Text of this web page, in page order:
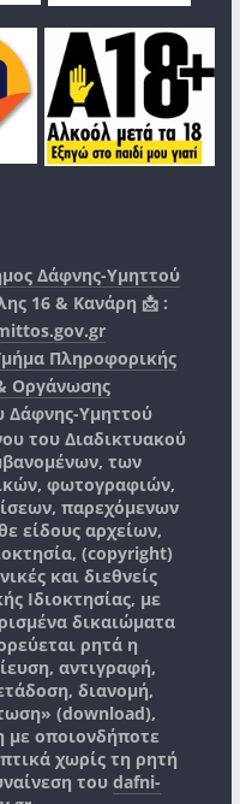
Δάφνης-Υμηττού
16 & Κανάρη 📩 :
Πληροφορικής
Οργάνωσης
Δάφνης-Υμηττού
του Διαδικτυακού
των
φωτογραφιών,
παρεχόμενων
είδους αρχείων,
(copyright)
και διεθνείς
Ιδιοκτησίας, με
δικαιώματα
ρητά η
αντιγραφή,
διανομή,
(download),
με οποιονδήποτε
χωρίς τη ρητή
του dafni-